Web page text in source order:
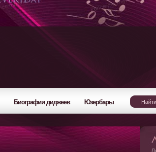
Биографии диджеев Юзербары